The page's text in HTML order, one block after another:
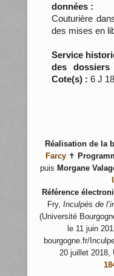
données :
Couturière
des mises en
Service
des
Cote(s) : 6 J
Réalisation de la
Farcy ✝
puis Morgane
Référence
Fry, Inculpés de
(Université
le 11 juin
bourgogne.fr/
20 juillet 2018,